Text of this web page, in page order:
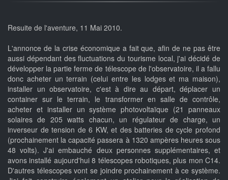
Resuite de l'aventure, 11 Mai 2010.
L'annonce de la crise économique a fait que, afin de ne pas être
aussi dépendant des fluctuations du tourisme local, j'ai décidé de
développer la partie ferme de télescope de l'observatoire, il a fallu
donc acheter un terrain (celui entre les lodges et ma maison),
installer un observatoire, c'est à dire au départ, déplacer un
container sur le terrain, le transformer en salle de contrôle,
acheter et installer un système photovoltaïque (21 panneaux
solaires de 205 watts chacun, un régulateur de charge, un
inverseur de tension de 6 KW, et des batteries de cycle profond
(prochainement la capacité passera à 1320 ampères heures sous
48 volts). J'ai embauché deux personnes supplémentaires, et
avons installé aujourd'hui 8 télescopes robotiques, plus mon C14.
D'autres télescopes vont se joindre prochainement à ce système.